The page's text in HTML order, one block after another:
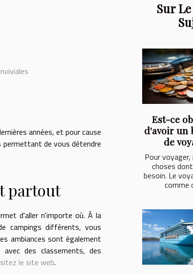
années, et pour cause
de vous détendre
partout
d'aller n'importe où. À la
campings différents, vous
ambiances sont également
des classements, des
le site web.
Sur
Est-ce
d'avoir un
de
Pour voyager,
choses
besoin. Le
comme